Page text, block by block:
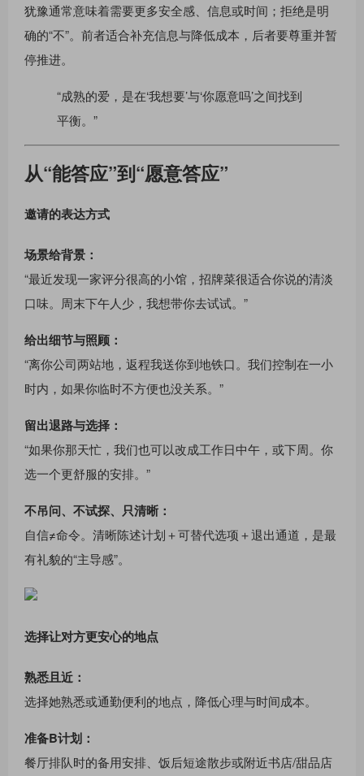
犹豫通常意味着需要更多安全感、信息或时间；拒绝是明
确的“不”。前者适合补充信息与降低成本，后者要尊重并暂
停推进。
“成熟的爱，是在‘我想要’与‘你愿意吗’之间找到
平衡。”
从“能答应”到“愿意答应”
邀请的表达方式
场景给背景：
“最近发现一家评分很高的小馆，招牌菜很适合你说的清淡
口味。周末下午人少，我想带你去试试。”
给出细节与照顾：
“离你公司两站地，返程我送你到地铁口。我们控制在一小
时内，如果你临时不方便也没关系。”
留出退路与选择：
“如果你那天忙，我们也可以改成工作日中午，或下周。你
选一个更舒服的安排。”
不吊问、不试探、只清晰：
自信≠命令。清晰陈述计划＋可替代选项＋退出通道，是最
有礼貌的“主导感”。
选择让对方更安心的地点
熟悉且近：
选择她熟悉或通勤便利的地点，降低心理与时间成本。
准备B计划：
餐厅排队时的备用安排、饭后短途散步或附近书店/甜品店